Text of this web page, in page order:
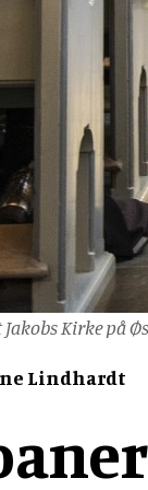
Kirke på
Lindhardt